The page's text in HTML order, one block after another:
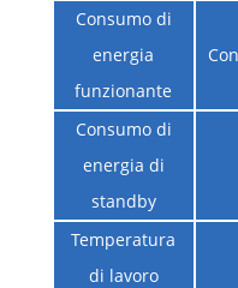
Consumo di
energia
funzionante
Consumo di
energia di
standby
Temperatura
di lavoro